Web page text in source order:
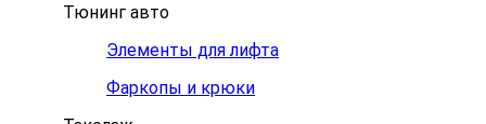
Тюнинг авто
Элементы для лифта
Фаркопы и крюки